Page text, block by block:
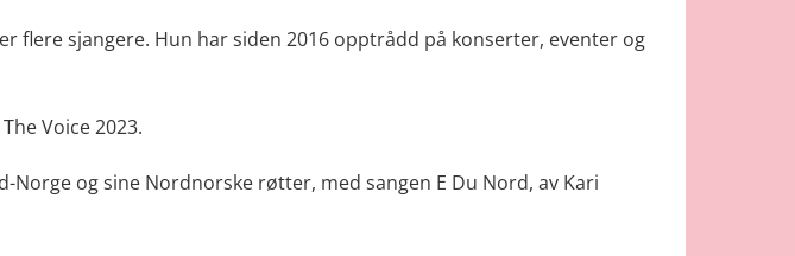
flere sjangere. Hun har siden 2016 opptrådd på konserter, eventer og
Voice 2023.
og sine Nordnorske røtter, med sangen E Du Nord, av Kari